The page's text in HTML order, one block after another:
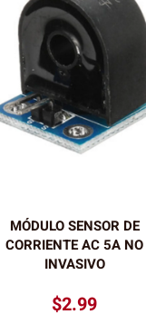
MÓDULO SENSOR DE
CORRIENTE AC 5A NO
INVASIVO
$2.99